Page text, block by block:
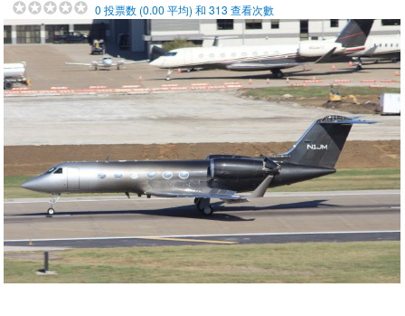
0 投票数 (0.00 平均) 和313 查看次數